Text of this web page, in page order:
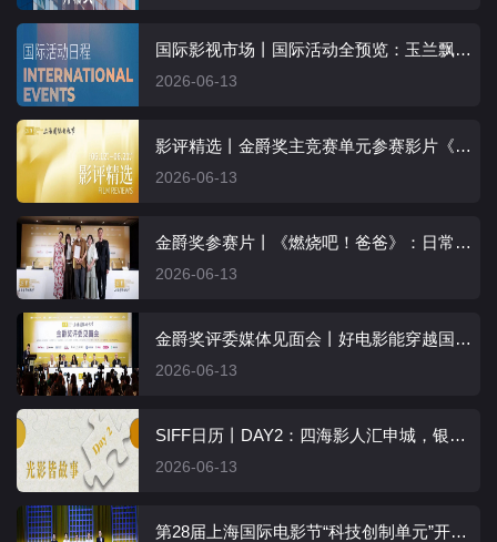
国际影视市场丨国际活动全预览：玉兰飘香，共赴上海
2026-06-13
影评精选丨金爵奖主竞赛单元参赛影片《燃烧吧！爸爸》
2026-06-13
金爵奖参赛片丨《燃烧吧！爸爸》：日常生活里的温柔力量
2026-06-13
金爵奖评委媒体见面会丨好电影能穿越国界，让观众感受多元文化
2026-06-13
SIFF日历丨DAY2：四海影人汇申城，银幕内外共此时
2026-06-13
第28届上海国际电影节“科技创制单元”开幕仪式暨上海科技影都发布会在松江举行